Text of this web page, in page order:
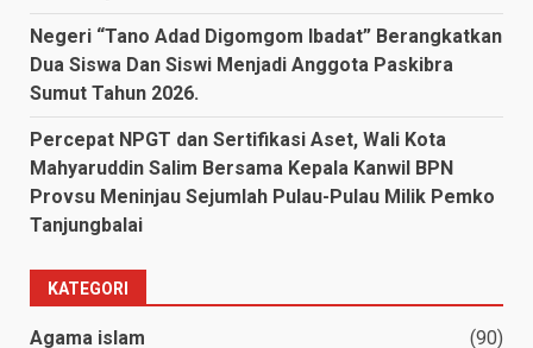
Negeri “Tano Adad Digomgom Ibadat” Berangkatkan
Dua Siswa Dan Siswi Menjadi Anggota Paskibra
Sumut Tahun 2026.
Percepat NPGT dan Sertifikasi Aset, Wali Kota
Mahyaruddin Salim Bersama Kepala Kanwil BPN
Provsu Meninjau Sejumlah Pulau-Pulau Milik Pemko
Tanjungbalai
KATEGORI
Agama islam (90)